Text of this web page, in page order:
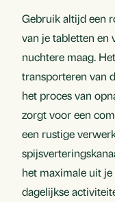
Gebruik altijd een
van je tabletten en
nuchtere maag.
transporteren van
het proces van
zorgt voor een
een rustige
het maximale uit
dagelijkse